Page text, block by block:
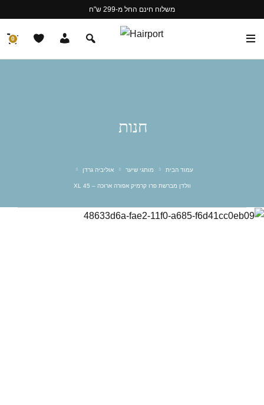
משלוח חינם החל מ-299 ש"ח
0
חנות
עמוד הבית מותגי שיער אוליביה גרדן
וולדן מברשת פרו קרמיק אפורה ארוכה – 45 XL